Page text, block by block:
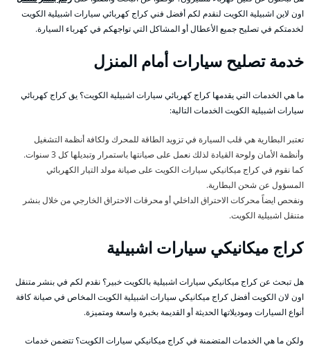
اون لاين اشبيلية الكويت لنقدم لكم أفضل فني كراج كهربائي سيارات اشبيلية الكويت
لخدمتكم في تصليح جميع الأعطال أو المشاكل التي تواجهكم في كهرباء السيارة.
خدمة تصليح سيارات أمام المنزل
ما هي الخدمات التي يقدمها كراج كهربائي سيارات اشبيلية الكويت؟ يق كراج كهربائي
سيارات اشبيلية الكويت الخدمات التالية:
تعتبر البطارية هي قلب السيارة في تزويد الطاقة للمحرك ولكافة أنظمة التشغيل
وأنظمة الأمان ولوحة القيادة لذلك نعمل على صيانتها باستمرار وتبديلها كل 3 سنوات.
كما نقوم في كراج ميكانيكي سيارات الكويت على صيانة مولد التيار الكهربائي
المسؤول عن شحن البطارية.
ونفحص ايضاً محركات الاحتراق الداخلي أو محرقات الاحتراق الخارجي من خلال بنشر
متنقل اشبيلية الكويت.
كراج ميكانيكي سيارات اشبيلية
هل تبحث عن كراج ميكانيكي سيارات اشبيلية بالكويت خبير؟ نقدم لكم في بنشر متنقل
اون لان الكويت أفضل كراج ميكانيكي سيارات اشبيلية الكويت المخاص في صيانة كافة
أنواع السيارات وموديلاتها الحديثة أو القديمة بخبرة واسعة ومتميزة.
ولكن ما هي الخدمات المتضمنة في كراج ميكانيكي سيارات الكويت؟ تتضمن خدمات